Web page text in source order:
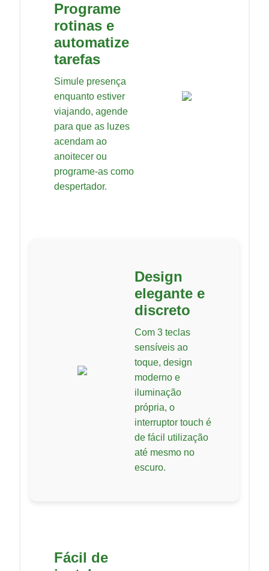
Programe
rotinas e
automatize
tarefas
Simule presença
enquanto estiver
viajando, agende
para que as luzes
acendam ao
anoitecer ou
programe-as como
despertador.
Design
elegante e
discreto
Com 3 teclas
sensíveis ao
toque, design
moderno e
iluminação
própria, o
interruptor touch é
de fácil utilização
até mesmo no
escuro.
Fácil de